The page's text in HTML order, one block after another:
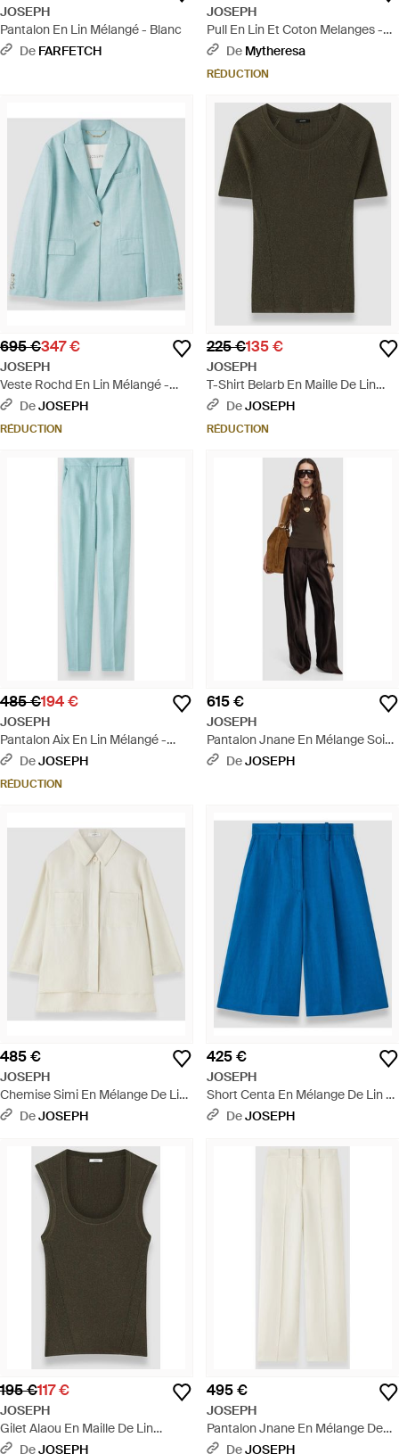
JOSEPH
Pantalon En Lin Mélangé - Blanc
De FARFETCH
JOSEPH
Pull En Lin Et Coton Melanges -
Blanc
De Mytheresa
RÉDUCTION
695 €347 €
JOSEPH
Veste Rochd En Lin Mélangé -
BleuDeJOSEPH
RÉDUCTION
225 €135 €
JOSEPH
T-Shirt Belarb En Maille De Lin
Mélangé - Vert
DeJOSEPH
RÉDUCTION
485 €194 €
JOSEPH
Pantalon Aix En Lin Mélangé -
BleuDeJOSEPH
RÉDUCTION
615 €
JOSEPH
Pantalon Jnane En Mélange Soie
Et Lin - Marron
DeJOSEPH
485 €
JOSEPH
Chemise Simi En Mélange De Lin
- Blanc
DeJOSEPH
425 €
JOSEPH
Short Centa En Mélange De Lin -
BleuDeJOSEPH
195 €117 €
JOSEPH
Gilet Alaou En Maille De Lin
Mélangé - Blanc
DeJOSEPH
495 €
JOSEPH
Pantalon Jnane En Mélange De
Lin - Blanc
DeJOSEPH